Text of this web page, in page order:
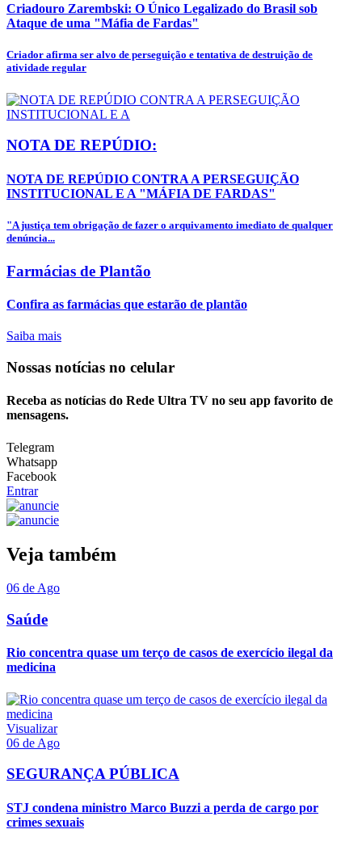
Criadouro Zarembski: O Único Legalizado do Brasil sob
Ataque de uma "Máfia de Fardas"
Criador afirma ser alvo de perseguição e tentativa de destruição de
atividade regular
NOTA DE REPÚDIO:
NOTA DE REPÚDIO CONTRA A PERSEGUIÇÃO
INSTITUCIONAL E A "MÁFIA DE FARDAS"
"A justiça tem obrigação de fazer o arquivamento imediato de qualquer
denúncia...
Farmácias de Plantão
Confira as farmácias que estarão de plantão
Saiba mais
Nossas notícias no celular
Receba as notícias do Rede Ultra TV no seu app favorito de
mensagens.
Telegram
Whatsapp
Facebook
Entrar
Veja também
06 de Ago
Saúde
Rio concentra quase um terço de casos de exercício ilegal da
medicina
Visualizar
06 de Ago
SEGURANÇA PÚBLICA
STJ condena ministro Marco Buzzi a perda de cargo por
crimes sexuais